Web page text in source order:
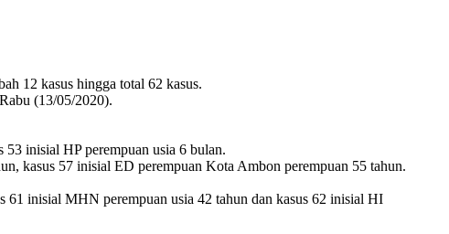
12 kasus hingga total 62 kasus.
(13/05/2020).
inisial HP perempuan usia 6 bulan.
kasus 57 inisial ED perempuan Kota Ambon perempuan 55 tahun.
61 inisial MHN perempuan usia 42 tahun dan kasus 62 inisial HI